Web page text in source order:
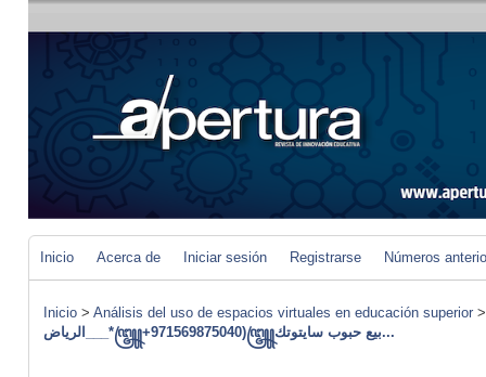
Inicio Acerca de Iniciar sesión Registrarse Números
Inicio > Análisis del uso de espacios virtuales en educación superior
الرياض___*꧅+971569875040)꧅بيع حبوب سايتوتك...